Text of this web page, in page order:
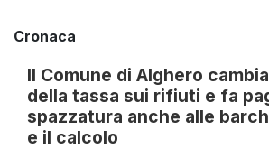
Cronaca
Il Comune di Alghero
della tassa sui rifiuti e fa
spazzatura anche alle
e il calcolo